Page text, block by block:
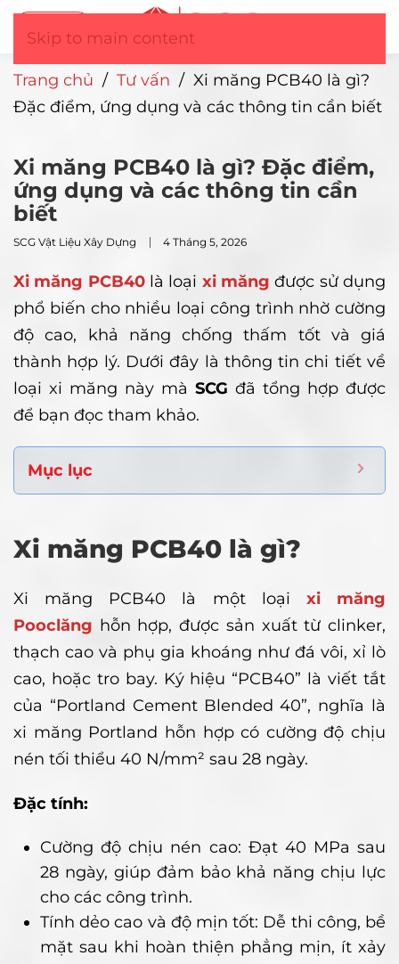
Skip to main content
Trang chủ / Tư vấn / Xi măng PCB40 là gì?
Đặc điểm, ứng dụng và các thông tin cần biết
Xi măng PCB40 là gì? Đặc điểm,
ứng dụng và các thông tin cần
biết
SCG Vật Liệu Xây Dựng 4 Tháng 5, 2026
Xi măng PCB40là loại xi măng được sử dụng
phổ biến cho nhiều loại công trình nhờ cường
độ cao, khả năng chống thấm tốt và giá
thành hợp lý. Dưới đây là thông tin chi tiết về
loại xi măng này mà SCG đã tổng hợp được
để bạn đọc tham khảo.
Mục lục
Xi măng PCB40 là gì?
Xi măng PCB40 là một loại xi măng
Pooclăng hỗn hợp, được sản xuất từ clinker,
thạch cao và phụ gia khoáng như đá vôi, xỉ lò
cao, hoặc tro bay. Ký hiệu “PCB40” là viết tắt
của “Portland Cement Blended 40”, nghĩa là
xi măng Portland hỗn hợp có cường độ chịu
nén tối thiểu 40 N/mm² sau 28 ngày.
Đặc tính:
Cường độ chịu nén cao: Đạt 40 MPa sau
28 ngày, giúp đảm bảo khả năng chịu lực
cho các công trình.
Tính dẻo cao và độ mịn tốt: Dễ thi công, bề
mặt sau khi hoàn thiện phẳng mịn, ít xảy